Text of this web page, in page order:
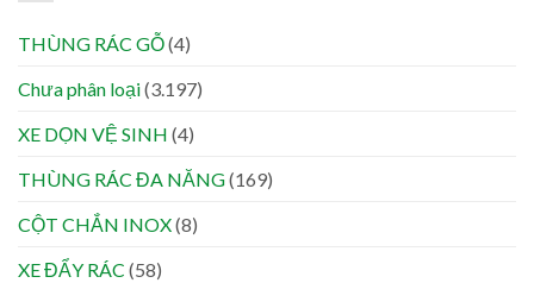
THÙNG RÁC GỖ(4)
Chưa phân loại(3.197)
XE DỌN VỆ SINH (4)
THÙNG RÁC ĐA NĂNG(169)
CỘT CHẮN INOX(8)
XE ĐẨY RÁC (58)